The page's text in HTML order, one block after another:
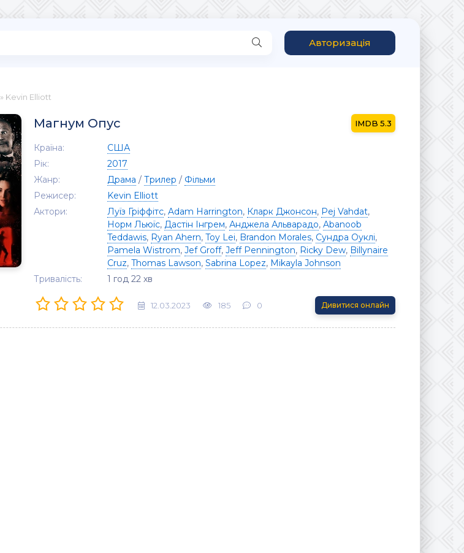
Авторизація
» Kevin Elliott
Магнум Опус 5.3
Країна:
США
Рік:
2017
Жанр:
Драма / Трилер / Фільми
Режисер:
Kevin Elliott
Актори:
Луїз Гріффітс, Adam Harrington, Кларк Джонсон, Pej Vahdat,
Норм Льюїс, Дастін Інгрем, Анджела Альварадо, Abanoob
Teddawis, Ryan Ahern, Toy Lei, Brandon Morales, Сундра Оуклі,
Pamela Wistrom, Jef Groff, Jeff Pennington, Ricky Dew, Billynaire
Cruz, Thomas Lawson, Sabrina Lopez, Mikayla Johnson
Тривалість:
1 год 22 хв
12.03.2023 185 0 Дивитися онлайн